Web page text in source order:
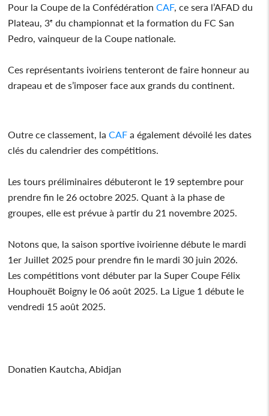
Pour la Coupe de la ConfédérationCAF, ce sera l’AFAD du
Plateau, 3ᵉ du championnat et la formation du FC San
Pedro, vainqueur de la Coupe nationale.
Ces représentants ivoiriens tenteront de faire honneur au
drapeau et de s’imposer face aux grands du continent.
Outre ce classement, laCAF a également dévoilé les dates
clés du calendrier des compétitions.
Les tours préliminaires débuteront le 19 septembre pour
prendre fin le 26 octobre 2025. Quant à la phase de
groupes, elle est prévue à partir du 21 novembre 2025.
Notons que, la saison sportive ivoirienne débute le mardi
1er Juillet 2025 pour prendre fin le mardi 30 juin 2026.
Les compétitions vont débuter par la Super Coupe Félix
Houphouët Boigny le 06 août 2025. La Ligue 1 débute le
vendredi 15 août 2025.
Donatien Kautcha, Abidjan